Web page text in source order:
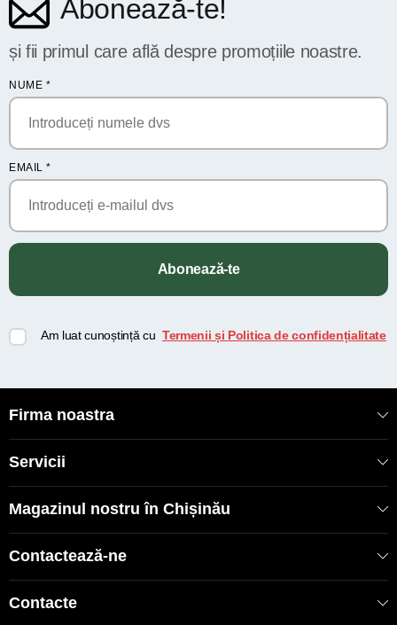
Abonează-te!
și fii primul care află despre promoțiile noastre.
NUME *
EMAIL *
Abonează-te
Am luat cunoștință cu Termenii și Politica de confidențialitate
Firma noastra
Servicii
Magazinul nostru în Chișinău
Contactează-ne
Contacte